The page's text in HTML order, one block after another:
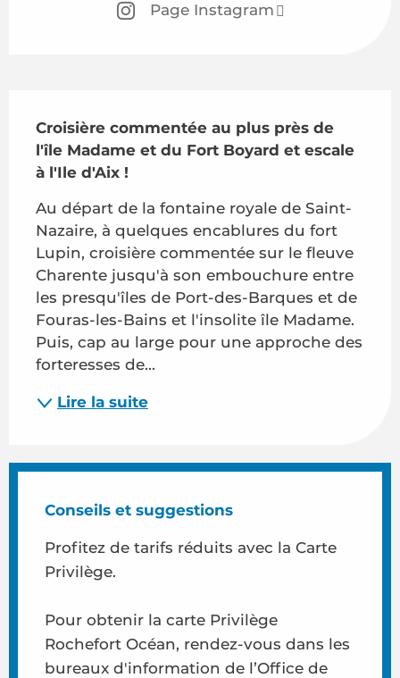
Page Instagram
Croisière commentée au plus près de
l'île Madame et du Fort Boyard et escale
à l'Ile d'Aix !
Au départ de la fontaine royale de Saint-
Nazaire, à quelques encablures du fort
Lupin, croisière commentée sur le fleuve
Charente jusqu'à son embouchure entre
les presqu'îles de Port-des-Barques et de
Fouras-les-Bains et l'insolite île Madame.
Puis, cap au large pour une approche des
forteresses de...
Lire la suite
Conseils et suggestions
Profitez de tarifs réduits avec la Carte
Privilège.
Pour obtenir la carte Privilège
Rochefort Océan, rendez-vous dans les
bureaux d'information de l’Office de